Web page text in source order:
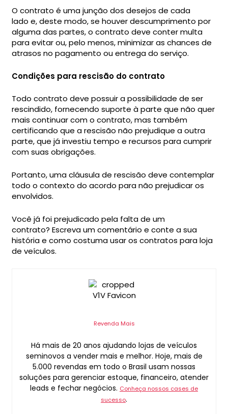
O contrato é uma junção dos desejos de cada
lado e, deste modo, se houver descumprimento por
alguma das partes, o contrato deve conter multa
para evitar ou, pelo menos, minimizar as chances de
atrasos no pagamento ou entrega do serviço.
Condições para rescisão do contrato
Todo contrato deve possuir a possibilidade de ser
rescindido, fornecendo suporte à parte que não quer
mais continuar com o contrato, mas também
certificando que a rescisão não prejudique a outra
parte, que já investiu tempo e recursos para cumprir
com suas obrigações.
Portanto, uma cláusula de rescisão deve contemplar
todo o contexto do acordo para não prejudicar os
envolvidos.
Você já foi prejudicado pela falta de um
contrato? Escreva um comentário e conte a sua
história e como costuma usar os contratos para loja
de veículos.
Revenda Mais
Há mais de 20 anos ajudando lojas de veículos
seminovos a vender mais e melhor. Hoje, mais de
5.000 revendas em todo o Brasil usam nossas
soluções para gerenciar estoque, financeiro, atender
leads e fechar negócios. Conheça nossos cases de
sucesso.